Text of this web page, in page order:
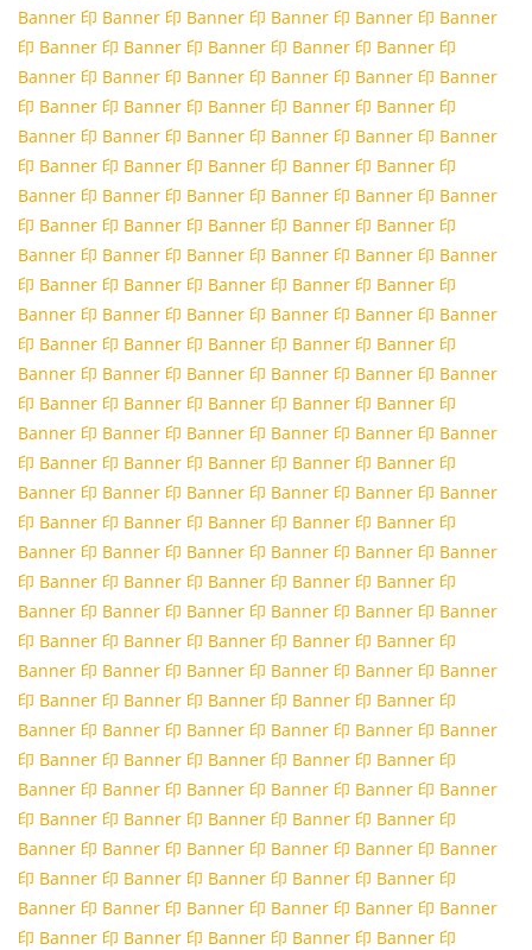
Banner 印 Banner 印 Banner 印 Banner 印 Banner 印 Banner
印 Banner 印 Banner 印 Banner 印 Banner 印 Banner 印
Banner 印 Banner 印 Banner 印 Banner 印 Banner 印 Banner
印 Banner 印 Banner 印 Banner 印 Banner 印 Banner 印
Banner 印 Banner 印 Banner 印 Banner 印 Banner 印 Banner
印 Banner 印 Banner 印 Banner 印 Banner 印 Banner 印
Banner 印 Banner 印 Banner 印 Banner 印 Banner 印 Banner
印 Banner 印 Banner 印 Banner 印 Banner 印 Banner 印
Banner 印 Banner 印 Banner 印 Banner 印 Banner 印 Banner
印 Banner 印 Banner 印 Banner 印 Banner 印 Banner 印
Banner 印 Banner 印 Banner 印 Banner 印 Banner 印 Banner
印 Banner 印 Banner 印 Banner 印 Banner 印 Banner 印
Banner 印 Banner 印 Banner 印 Banner 印 Banner 印 Banner
印 Banner 印 Banner 印 Banner 印 Banner 印 Banner 印
Banner 印 Banner 印 Banner 印 Banner 印 Banner 印 Banner
印 Banner 印 Banner 印 Banner 印 Banner 印 Banner 印
Banner 印 Banner 印 Banner 印 Banner 印 Banner 印 Banner
印 Banner 印 Banner 印 Banner 印 Banner 印 Banner 印
Banner 印 Banner 印 Banner 印 Banner 印 Banner 印 Banner
印 Banner 印 Banner 印 Banner 印 Banner 印 Banner 印
Banner 印 Banner 印 Banner 印 Banner 印 Banner 印 Banner
印 Banner 印 Banner 印 Banner 印 Banner 印 Banner 印
Banner 印 Banner 印 Banner 印 Banner 印 Banner 印 Banner
印 Banner 印 Banner 印 Banner 印 Banner 印 Banner 印
Banner 印 Banner 印 Banner 印 Banner 印 Banner 印 Banner
印 Banner 印 Banner 印 Banner 印 Banner 印 Banner 印
Banner 印 Banner 印 Banner 印 Banner 印 Banner 印 Banner
印 Banner 印 Banner 印 Banner 印 Banner 印 Banner 印
Banner 印 Banner 印 Banner 印 Banner 印 Banner 印 Banner
印 Banner 印 Banner 印 Banner 印 Banner 印 Banner 印
Banner 印 Banner 印 Banner 印 Banner 印 Banner 印 Banner
印 Banner 印 Banner 印 Banner 印 Banner 印 Banner 印